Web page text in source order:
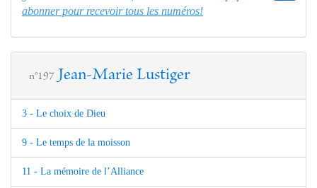
abonner pour recevoir tous les numéros!
n°197 Jean-Marie Lustiger
3 - Le choix de Dieu
9 - Le temps de la moisson
11 - La mémoire de l’Alliance